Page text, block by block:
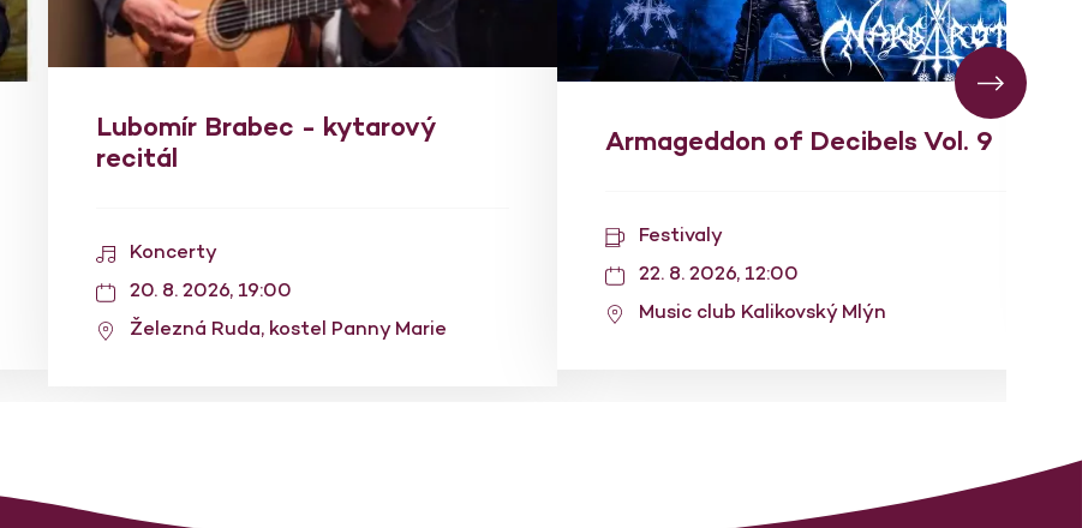
Lubomír Brabec - kytarový
recitál
Koncerty
20. 8. 2026, 19:00
Železná Ruda, kostel Panny Marie
Armageddon of Decibels Vol. 9
Festivaly
22. 8. 2026, 12:00
Music club Kalikovský Mlýn